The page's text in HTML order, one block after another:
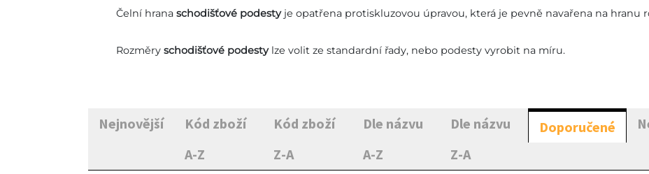
Čelní hrana schodišťové podestyje opatřena protiskluzovou úpravou, která je pevně navařena na hranu
Rozměry schodišťové podestylze volit ze standardní řady, nebo podesty vyrobit na míru.
Nejnovější
Kód zboží
A-Z
Kód zboží
Z-A
Dle názvu
A-Z
Dle názvu
Z-A
Doporučené